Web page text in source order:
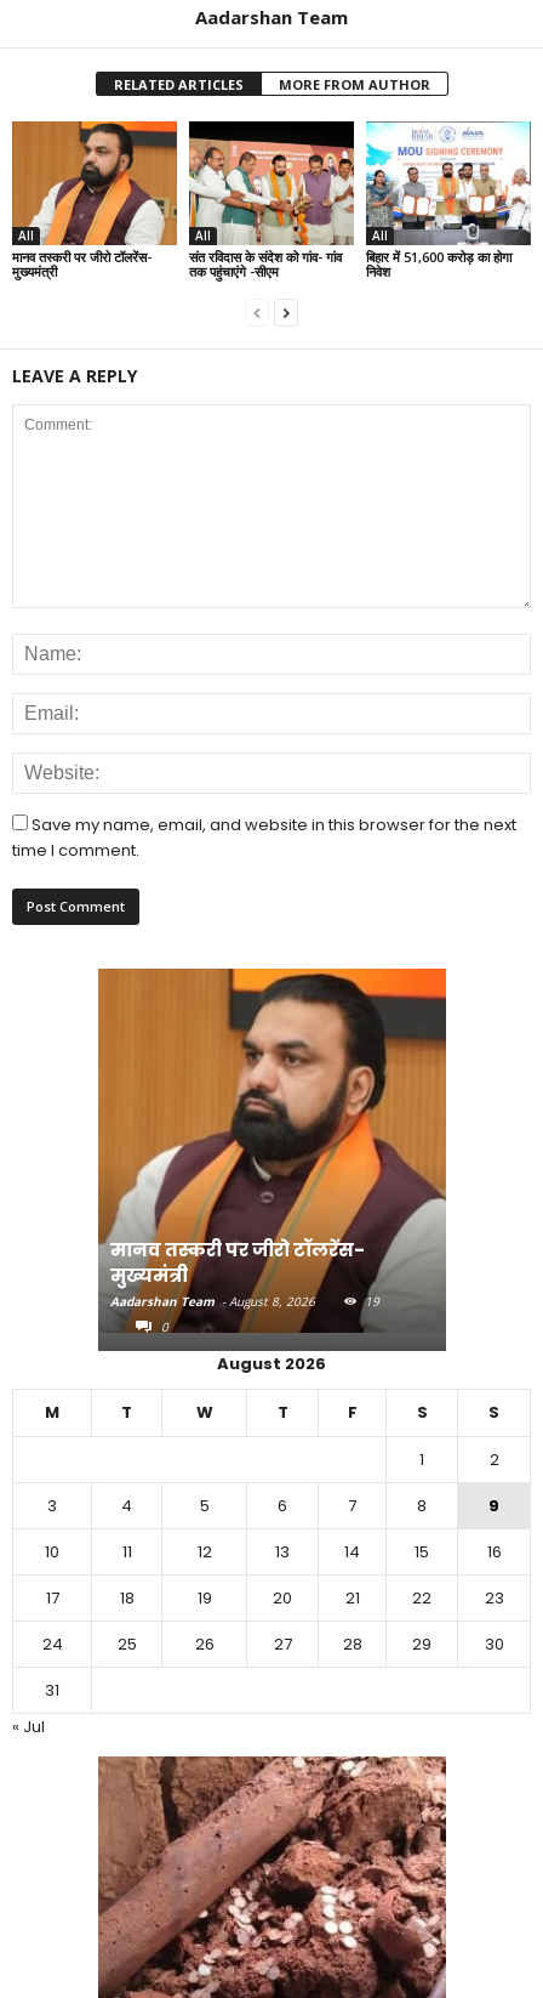
Aadarshan Team
RELATED ARTICLES MORE FROM AUTHOR
All
मानव तस्करी पर जीरो टॉलरेंस-
मुख्यमंत्री
All
संत रविदास के संदेश को गांव- गांव
तक पहुंचाएंगे -सीएम
All
बिहार में 51,600 करोड़ का होगा
निवेश
LEAVE A REPLY
Save my name, email, and website in this browser for the next
time I comment.
मानव तस्करी पर जीरो टॉलरेंस-
मुख्यमंत्री
Aadarshan Team - August 8, 2026
19
0
August 2026
M T W T F S S
1
2
3
4 5 6 7 8
9
10
11 12 13 14 15
16
17
18 19 20 21 22
23
24
25 26 27 28 29
30
31
« Jul